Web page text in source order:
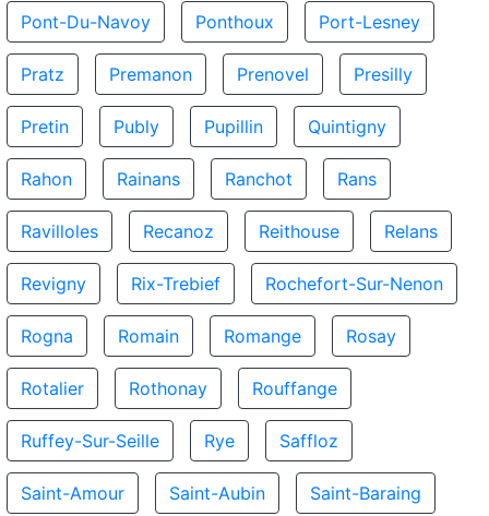
Pont-Du-Navoy Ponthoux Port-Lesney
Pratz Premanon Prenovel Presilly
Pretin Publy Pupillin Quintigny
Rahon Rainans Ranchot Rans
Ravilloles Recanoz Reithouse Relans
Revigny Rix-Trebief Rochefort-Sur-Nenon
Rogna Romain Romange Rosay
Rotalier Rothonay Rouffange
Ruffey-Sur-Seille Rye Saffloz
Saint-Amour Saint-Aubin Saint-Baraing